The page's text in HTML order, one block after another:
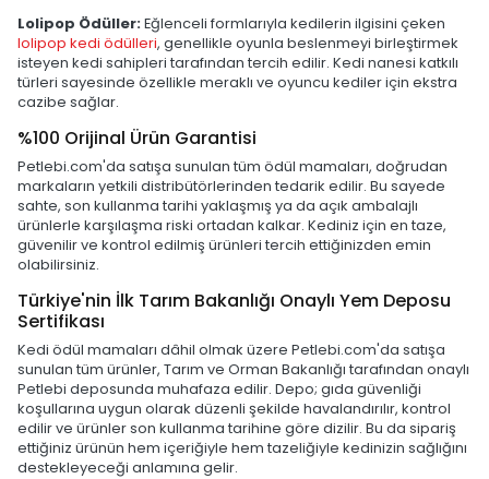
Lolipop Ödüller:Eğlenceli formlarıyla kedilerin ilgisini çeken
lolipop kedi ödülleri, genellikle oyunla beslenmeyi birleştirmek
isteyen kedi sahipleri tarafından tercih edilir. Kedi nanesi katkılı
türleri sayesinde özellikle meraklı ve oyuncu kediler için ekstra
cazibe sağlar.
%100 Orijinal Ürün Garantisi
Petlebi.com'da satışa sunulan tüm ödül mamaları, doğrudan
markaların yetkili distribütörlerinden tedarik edilir. Bu sayede
sahte, son kullanma tarihi yaklaşmış ya da açık ambalajlı
ürünlerle karşılaşma riski ortadan kalkar. Kediniz için en taze,
güvenilir ve kontrol edilmiş ürünleri tercih ettiğinizden emin
olabilirsiniz.
Türkiye'nin İlk Tarım Bakanlığı Onaylı Yem Deposu
Sertifikası
Kedi ödül mamaları dâhil olmak üzere Petlebi.com'da satışa
sunulan tüm ürünler, Tarım ve Orman Bakanlığı tarafından onaylı
Petlebi deposunda muhafaza edilir. Depo; gıda güvenliği
koşullarına uygun olarak düzenli şekilde havalandırılır, kontrol
edilir ve ürünler son kullanma tarihine göre dizilir. Bu da sipariş
ettiğiniz ürünün hem içeriğiyle hem tazeliğiyle kedinizin sağlığını
destekleyeceği anlamına gelir.